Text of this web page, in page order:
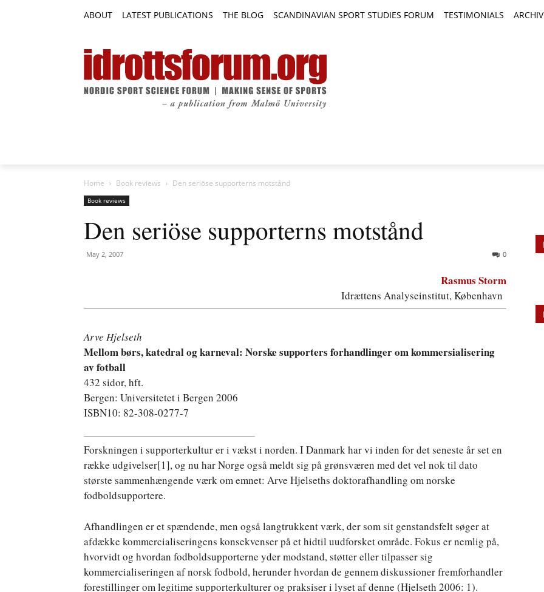
ABOUT LATEST PUBLICATIONS THE BLOG SCANDINAVIAN SPORT STUDIES FORUM TESTIMONIALS
Home Book reviews Den seriöse supporterns motstånd
Book reviews
Den seriöse supporterns motstånd
May 2, 2007 0
Rasmus Storm
Idrættens Analyseinstitut, København
Arve Hjelseth
Mellom børs, katedral og karneval: Norske supporters forhandlinger om kommersialisering
av fotball
432 sidor, hft.
Bergen: Universitetet i Bergen 2006
ISBN10: 82-308-0277-7
Forskningen i supporterkultur er i vækst i norden. I Danmark har vi inden for det seneste år set en
række udgivelser[1], og nu har Norge også meldt sig på grønsværen med det vel nok til dato
største sammenhængende værk om emnet: Arve Hjelseths doktorafhandling om norske
fodboldsupportere.
Afhandlingen er et spændende, men også langtrukkent værk, der som sit genstandsfelt søger at
afdække kommercialiseringens konsekvenser på et hidtil uudforsket område. Fokus er nemlig på,
hvorvidt og hvordan fodboldsupporterne yder modstand, støtter eller tilpasser sig
kommercialiseringen af norsk fodbold, herunder hvordan de gennem diskussioner fremforhandler
forestillinger om legitime supporterkulturer og praksiser i lyset af denne (Hjelseth 2006: 1).